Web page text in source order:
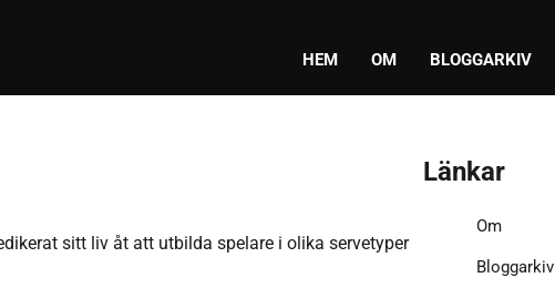
HEM OM BLOGGARKIV
sitt liv åt att utbilda spelare i olika servetyper
Länkar
Om
Bloggarkiv